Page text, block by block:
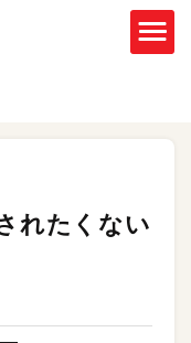
れたくない